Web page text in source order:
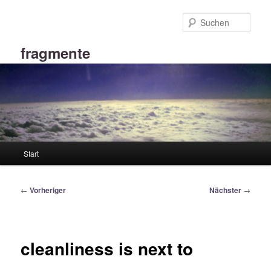
fragmente
Start
Beitragsnavigation
← Vorheriger Nächster →
cleanliness is next to